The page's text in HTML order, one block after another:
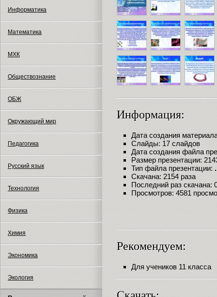
Информатика
Математика
МХК
Обществознание
ОБЖ
Окружающий мир
Педагогика
Русский язык
Технология
Физика
Химия
Экономика
Экология
Информация:
Дата создания
Слайды: 17 слайдов
Дата создания файла
Размер презентации:
Тип файла презентации:
Скачана: 2154 раза
Последний раз скачана:
Просмотров: 4581
Рекомендуем:
Для учеников 11 класса